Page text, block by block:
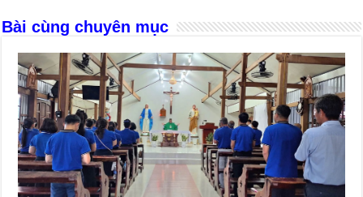
k
Bài cùng chuyên mục